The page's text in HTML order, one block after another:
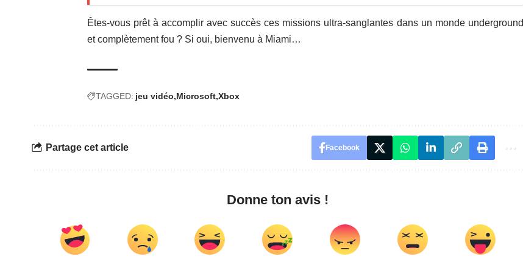
Êtes-vous prêt à accomplir avec succès ces missions ultra-sanglantes dans un monde underground
et complètement fou ? Si oui, bienvenu à Miami…
TAGGED: jeu vidéo Microsoft Xbox
Partage cet article Facebook
Donne ton avis !